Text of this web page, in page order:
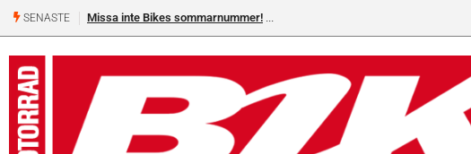
SENASTE Missa inte Bikes sommarnummer!